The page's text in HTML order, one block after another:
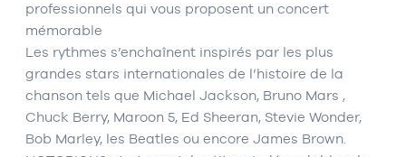
professionnels qui vous proposent un concert
mémorable
Les rythmes s’enchaînent inspirés par les plus
grandes stars internationales de l’histoire de la
chanson tels que Michael Jackson, Bruno Mars ,
Chuck Berry, Maroon 5, Ed Sheeran, Stevie Wonder,
Bob Marley, les Beatles ou encore James Brown.